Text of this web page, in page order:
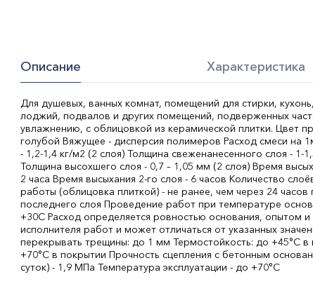
Описание Характеристика
Для душевых, ванных комнат, помещений для стирки,
лоджий, подвалов и других помещений, подверженных
увлажнению, с облицовкой из керамической плитки. Цвет
голубой Вяжущее - дисперсия полимеров Расход смеси на
- 1,2-1,4 кг/м2 (2 слоя) Толщина свеженанесенного слоя - 1-
Толщина высохшего слоя - 0,7 – 1,05 мм (2 слоя) Время
2 часа Время высыхания 2-го слоя - 6 часов Количество
работы (облицовка плиткой) - не ранее, чем через 24 часов
последнего слоя Проведение работ при температуре
+30С Расход определяется ровностью основания, опытом и
исполнителя работ и может отличаться от указанных
перекрывать трещины: до 1 мм Термостойкость: до +45°С в
+70°С в покрытии Прочность сцепления с бетонным
суток) - 1,9 МПа Температура эксплуатации - до +70°С